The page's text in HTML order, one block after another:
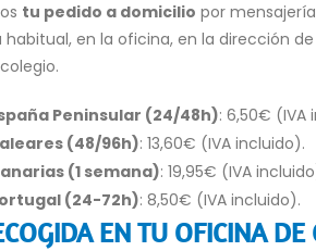
tu pedido a domicilio por
habitual, en la oficina, en la dirección
Peninsular (24/48h): 6,50€ (IVA
(48/96h): 13,60€ (IVA incluido).
(1 semana): 19,95€ (IVA
(24-72h): 8,50€ (IVA incluido).
EN TU OFICINA DE